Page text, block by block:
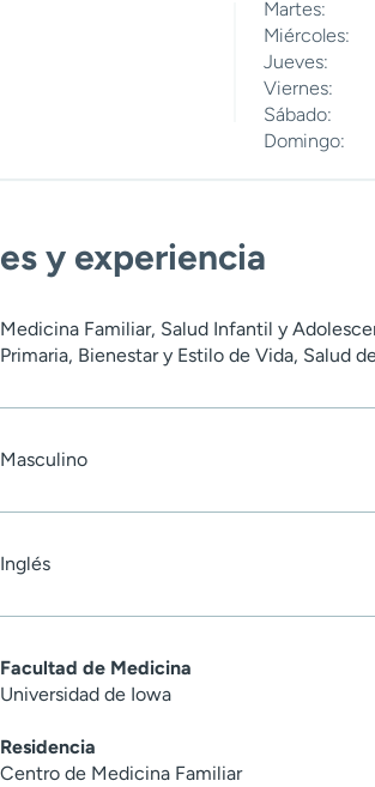
Martes:
Miércoles:
Jueves:
Viernes:
Sábado:
Domingo:
y experiencia
Medicina Familiar, Salud Infantil y
Primaria, Bienestar y Estilo de Vida, Salud
Masculino
Inglés
Facultad de Medicina
Universidad de Iowa
Residencia
Centro de Medicina Familiar